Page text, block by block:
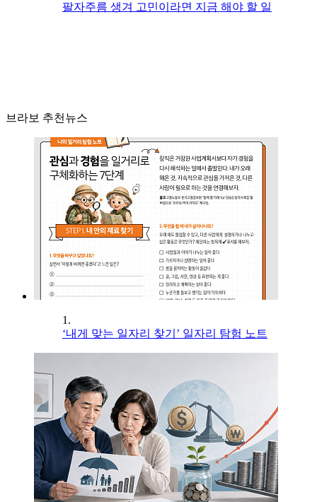
팔자주름 생겨 고민이라면 지금 해야 할 일
브라보 추천뉴스
1.
‘내게 맞는 일자리 찾기’ 일자리 탐험 노트